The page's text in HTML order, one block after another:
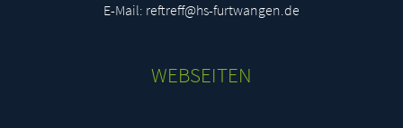
E-Mail: reftreff@hs-furtwangen.de
WEBSEITEN